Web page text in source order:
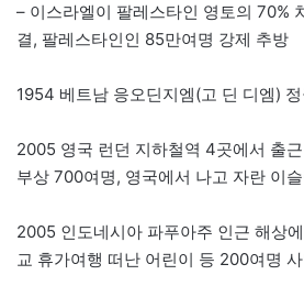
– 이스라엘이 팔레스타인 영토의 70%
결, 팔레스타인인 85만여명 강제 추방
1954 베트남 응오딘지엠(고 딘 디엠)
2005 영국 런던 지하철역 4곳에서 출
부상 700여명, 영국에서 나고 자란 이
2005 인도네시아 파푸아주 인근 해상
교 휴가여행 떠난 어린이 등 200여명